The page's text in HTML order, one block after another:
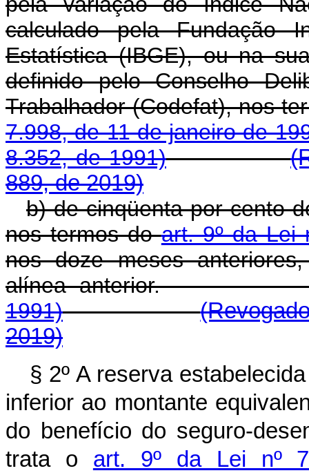
calculado pela Fundação
Estatística (IBGE), ou na
definido pelo Conselho
Trabalhador (Codefat), nos
7.998, de 11 de janeiro de
8.352, de 1991)
889, de 2019)
b) de cinqüenta por cento
nos termos doart. 9º da Lei
nos doze meses
alínea
1991)
2019)
§ 2º A reserva
inferior ao montante
do benefício do seguro-
trata o art. 9º da Lei nº